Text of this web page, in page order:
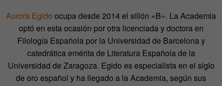
Aurora Egido ocupa desde 2014 el sillón «B». La Academia
optó en esta ocasión por otra licenciada y doctora en
Filología Española por la Universidad de Barcelona y
catedrática emérita de Literatura Española de la
Universidad de Zaragoza. Egido es especialista en el siglo
de oro español y ha llegado a la Academia, según sus